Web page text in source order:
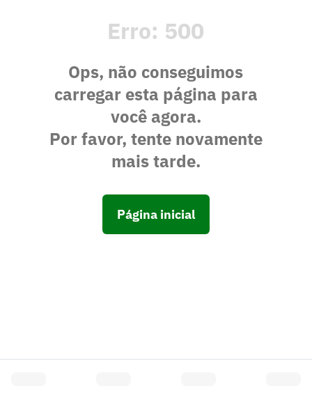
Erro: 500
Ops, não conseguimos
carregar esta página para
você agora.
Por favor, tente novamente
mais tarde.
Página inicial